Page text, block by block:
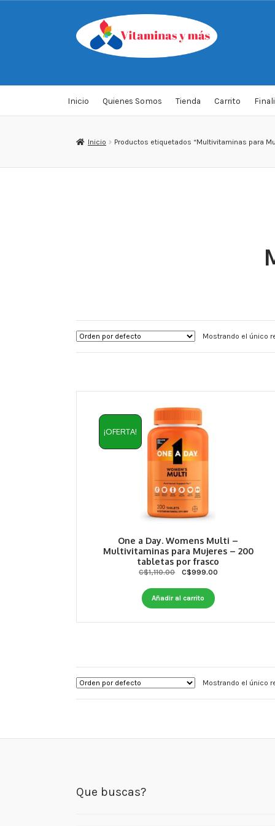
Saltar
a
navegación
al
contenido
Inicio Quienes Somos Tienda Carrito
Inicio Productos etiquetados “Multivitaminas para
Mostrando el único
One a Day. Womens Multi –
Multivitaminas para Mujeres – 200
tabletas por frasco
¡OFERTA!
C$1,110.00
Original
was:
C$1,110.00.
C$999.00Current
Añadir al carrito
Mostrando el único
Que buscas?